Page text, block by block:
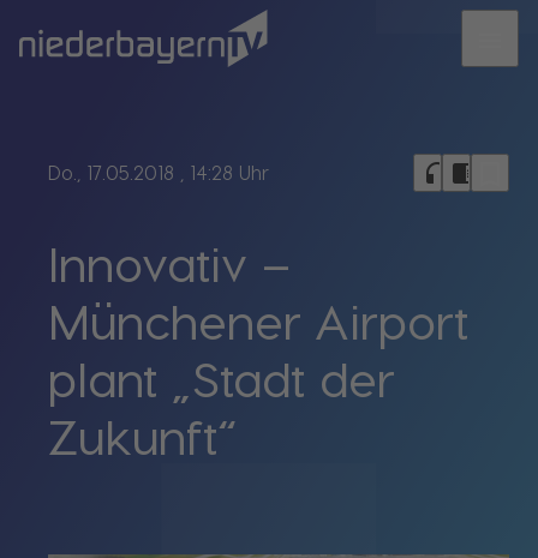
Do., 17.05.2018 , 14:28 Uhr headphones chrome_reader_mode
Innovativ –
Münchener Airport
plant „Stadt der
Zukunft“